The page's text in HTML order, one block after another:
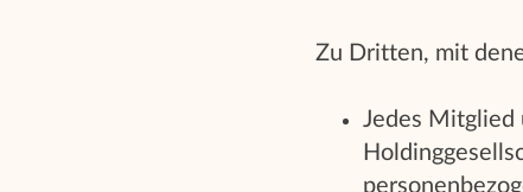
Zu Dritten, mit
Jedes Mitglied